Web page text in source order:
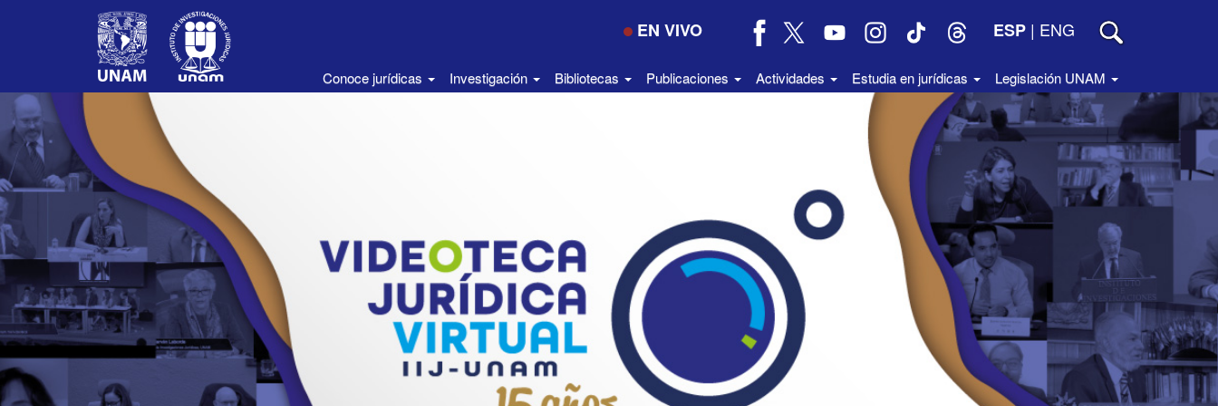
EN VIVO ESP | ENG
Conoce jurídicas Investigación Bibliotecas Publicaciones Actividades Estudia en jurídicas Legislación UNAM